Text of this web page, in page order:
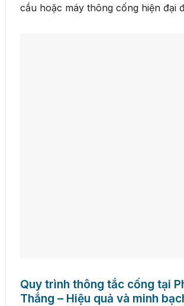
cầu hoặc máy thông cống hiện đại
Quy trình thông tắc cống tại
Thắng – Hiệu quả và minh